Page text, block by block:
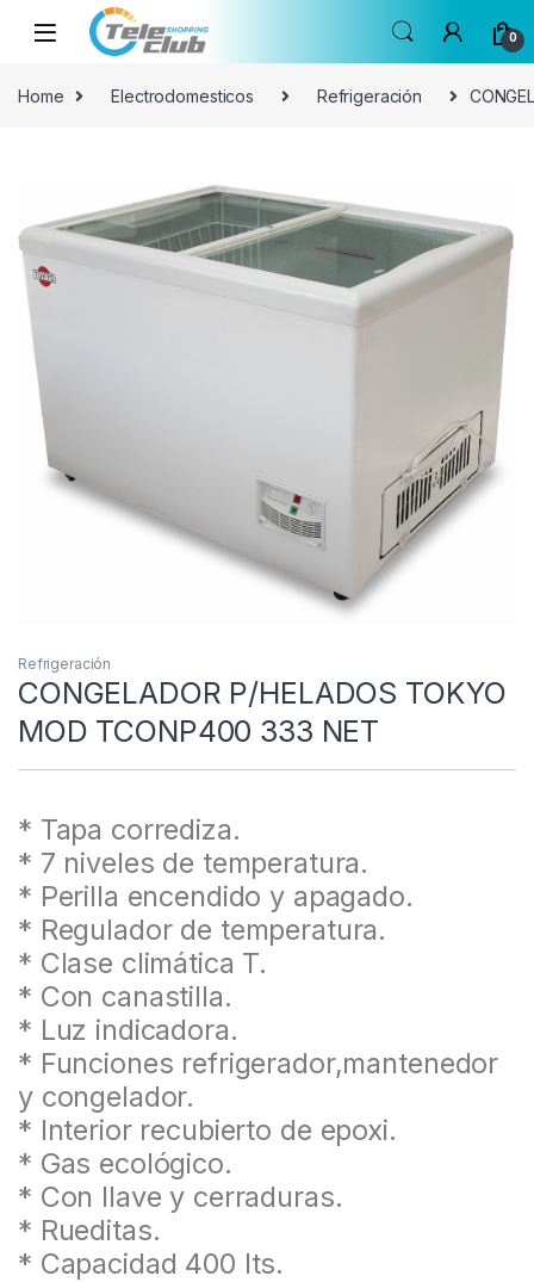
Skip to navigation
Skip to content
0
Home Electrodomesticos Refrigeración
Refrigeración
CONGELADOR P/HELADOS TOKYO
MOD TCONP400 333 NET
* Tapa corrediza.
* 7 niveles de temperatura.
* Perilla encendido y apagado.
* Regulador de temperatura.
* Clase climática T.
* Con canastilla.
* Luz indicadora.
* Funciones refrigerador,mantenedor
y congelador.
* Interior recubierto de epoxi.
* Gas ecológico.
* Con llave y cerraduras.
* Rueditas.
* Capacidad 400 lts.